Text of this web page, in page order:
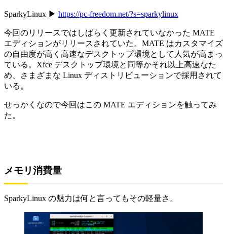
SparkyLinux ▶︎ https://pc-freedom.net/?s=sparkylinux
今回のリリースではしばらく更新されていなかった MATE
エディションがリリースされていた。MATE はカスタマイズ
の自由度が高く高速なデスクトップ環境として人気が高まっ
ている。Xfce デスクトップ環境と同等かそれ以上高速なた
め、さまざまな Linux ディストリビューションで採用されて
いる。
せっかくなので今回はこの MATE エディションを触ってみ
た。
メモリ消費量
SparkyLinux の魅力は何と言ってもその軽量さ。